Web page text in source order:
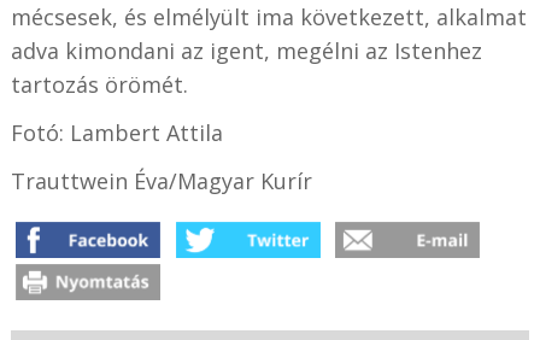
mécsesek, és elmélyült ima következett, alkalmat
adva kimondani az igent, megélni az Istenhez
tartozás örömét.
Fotó: Lambert Attila
Trauttwein Éva/Magyar Kurír